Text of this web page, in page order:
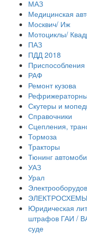
МАЗ
Медицинская
Москвич/ Иж
Мотоциклы/
ПАЗ
ПДД 2018
РАФ
Ремонт кузова
Скутеры и
Справочники
Сцепления,
Тормоза
Тракторы
Тюнинг
УАЗ
Урал
ЭЛЕКТРОСХЕМЫ
Юридическая
штрафов ГАИ /
суде